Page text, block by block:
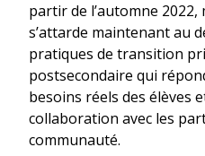
partir de l’automne 2022,
s’attarde maintenant au
pratiques de transition
postsecondaire qui
besoins réels des élèves
collaboration avec les
communauté.